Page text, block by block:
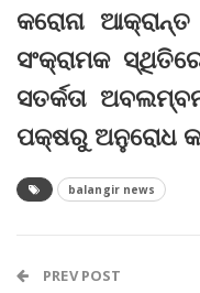
କରୋନା
ସଂକ୍ରାମକ
ସତର୍କତା
ପକ୍ଷରୁ ଅନୁରୋଧ
balangir news
PREV POST